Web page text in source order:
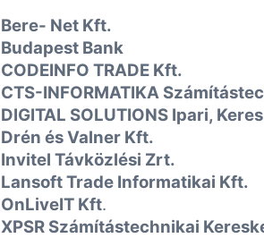
Bere- Net Kft.
Budapest Bank
CODEINFO TRADE Kft.
CTS-INFORMATIKA
DIGITAL SOLUTIONS Ipari,
Drén és Valner Kft.
Invitel Távközlési Zrt.
Lansoft Trade Informatikai Kft.
OnLiveIT Kft.
XPSR Számítástechnikai